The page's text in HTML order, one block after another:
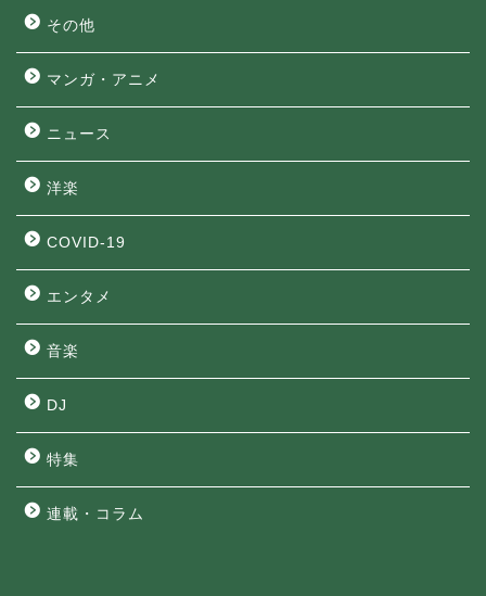
その他
マンガ・アニメ
ニュース
洋楽
COVID-19
エンタメ
音楽
DJ
特集
連載・コラム